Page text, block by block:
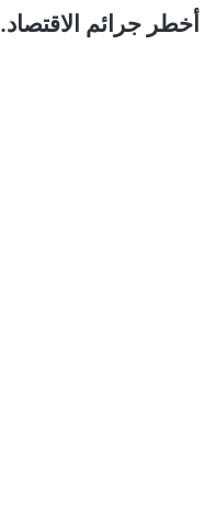
أخطر جرائم الاقتصاد.